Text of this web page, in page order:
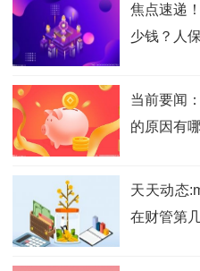
焦点速递
少钱？人
当前要闻
的原因有
天天动态
在财管第